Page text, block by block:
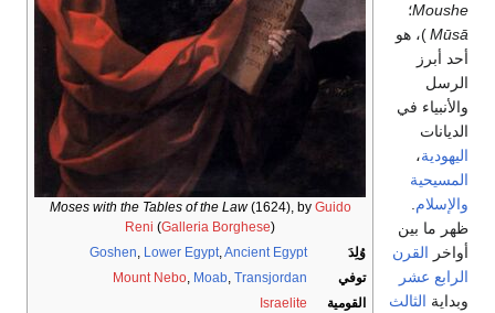
Moses with the Tables of the Law(1624), by Guido
Reni (Galleria Borghese)
وُلِدَ
Goshen, Lower Egypt,Ancient Egypt
توفي
Mount Nebo, Moab, Transjordan
القومية
Israelite
Moushe؛
Mūsā)، هو
أحد أبرز
الرسل
والأنبياء في
الديانات
اليهودية،
المسيحية
والإسلام
ظهر ما بين
أواخر القرن
الرابع عشر
وبداية الثالث